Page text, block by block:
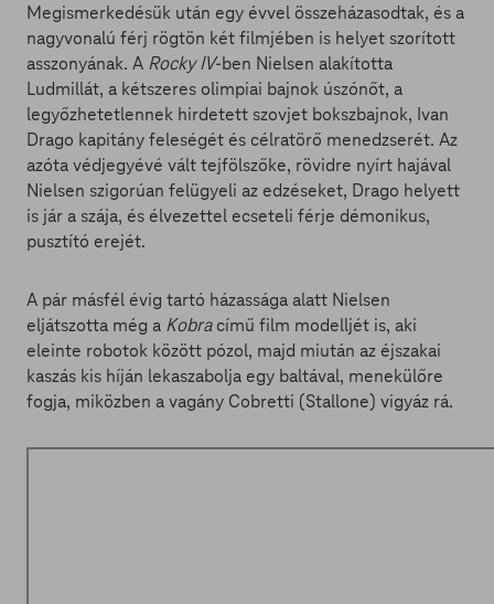
Megismerkedésük után egy évvel összeházasodtak, és a
nagyvonalú férj rögtön két filmjében is helyet szorított
asszonyának. A Rocky IV-ben Nielsen alakította
Ludmillát, a kétszeres olimpiai bajnok úszónőt, a
legyőzhetetlennek hirdetett szovjet bokszbajnok, Ivan
Drago kapitány feleségét és célratörő menedzserét. Az
azóta védjegyévé vált tejfölszőke, rövidre nyírt hajával
Nielsen szigorúan felügyeli az edzéseket, Drago helyett
is jár a szája, és élvezettel ecseteli férje démonikus,
pusztító erejét.
A pár másfél évig tartó házassága alatt Nielsen
eljátszotta még a Kobracímű film modelljét is, aki
eleinte robotok között pózol, majd miután az éjszakai
kaszás kis híján lekaszabolja egy baltával, menekülőre
fogja, miközben a vagány Cobretti (Stallone) vigyáz rá.